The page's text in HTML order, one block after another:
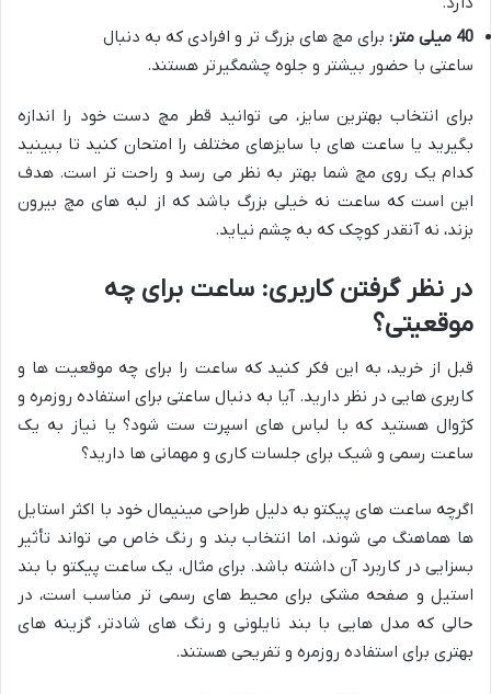
40 میلی متر:
برای مچ های بزرگ تر و افرادی که به دنبال
ساعتی با حضور بیشتر و جلوه چشمگیرتر هستند.
برای انتخاب بهترین سایز، می توانید قطر مچ دست خود را اندازه
بگیرید یا ساعت های با سایزهای مختلف را امتحان کنید تا ببینید
کدام یک روی مچ شما بهتر به نظر می رسد و راحت تر است. هدف
این است که ساعت نه خیلی بزرگ باشد که از لبه های مچ بیرون
بزند، نه آنقدر کوچک که به چشم نیاید.
در نظر گرفتن کاربری: ساعت برای چه
موقعیتی؟
قبل از خرید، به این فکر کنید که ساعت را برای چه موقعیت ها و
کاربری هایی در نظر دارید. آیا به دنبال ساعتی برای استفاده روزمره و
کژوال هستید که با لباس های اسپرت ست شود؟ یا نیاز به یک
ساعت رسمی و شیک برای جلسات کاری و مهمانی ها دارید؟
اگرچه ساعت های پیکتو به دلیل طراحی مینیمال خود با اکثر استایل
ها هماهنگ می شوند، اما انتخاب بند و رنگ خاص می تواند تأثیر
بسزایی در کاربرد آن داشته باشد. برای مثال، یک ساعت پیکتو با بند
استیل و صفحه مشکی برای محیط های رسمی تر مناسب است، در
حالی که مدل هایی با بند نایلونی و رنگ های شادتر، گزینه های
بهتری برای استفاده روزمره و تفریحی هستند.